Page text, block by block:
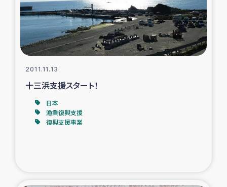
2011.11.13
十三浜支援スタート！
日本
漁業復興支援
復興支援事業